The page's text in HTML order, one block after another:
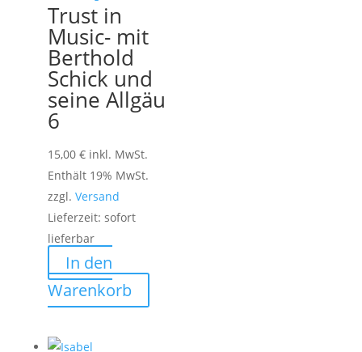
Trust in
Music- mit
Berthold
Schick und
seine Allgäu
6
15,00 € inkl. MwSt.
Enthält 19% MwSt.
zzgl. Versand
Lieferzeit: sofort
lieferbar
In den
Warenkorb